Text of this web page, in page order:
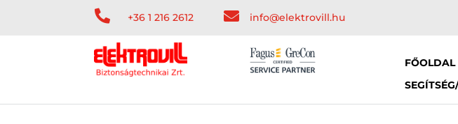
 +36 1 216 2612  info@elektrovill.hu
FŐOLDAL